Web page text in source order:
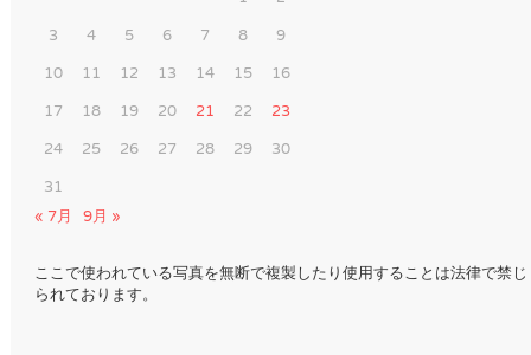
3
4 5 6 7 8
9
10
11 12 13 14 15
16
17
18 19 20 21 22
23
24
25 26 27 28 29
30
31
« 7月
9月 »
ここで使われている写真を無断で複製したり使用することは法律で禁じ
られております。